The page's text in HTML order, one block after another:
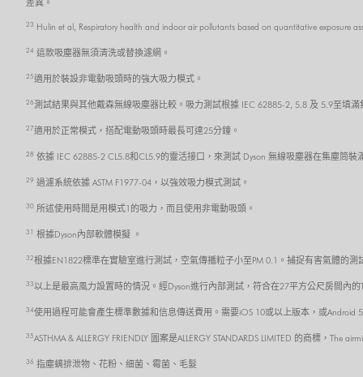
差異。
23 Hulin et al, Respiratory health and indoor air pollutants based on quantitative exposure
24 這款吸塵器無須清洗或替換濾網。
25適用於裝設非電動吸頭時的強大吸力模式。
26 測試結果與其他戴森無線吸塵器比較。吸力測試根據 IEC 62885-2, 5.8 及 5.9至填
27適用於正常模式，搭配電動吸頭時最長可達25分鐘。
28 依據 IEC 62885-2 CL5.8和CL5.9的靈活接口，來測試 Dyson 無線吸塵器在集塵筒
29 過濾系統依據 ASTM F1977-04，以強效吸力模式測試。
30 所述使用時間是用模式1的吸力，而且使用非電動吸頭。
31 根據Dyson內部軟體模擬 。
32根據EN1822標準在實驗室進行測試，空氣傳播粒子小至PM 0.1。捕捉有害氣體的
33以上是最高風力設置時的情況。經Dyson進行內部測試，符合在27平方公尺房間內
34使用過程可能會產生標準數據和信息傳送費用。需要iOS 10或以上版本，或
35ASTHMA & ALLERGY FRIENDLY 圖案是ALLERGY STANDARDS LIMITED 的商標，The
36 指塵螨排泄物、花粉、细菌、霉菌、毛髮